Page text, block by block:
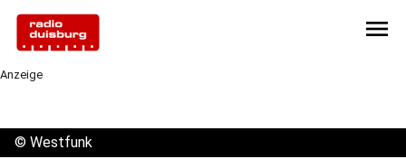
menu
Anzeige
© Westfunk